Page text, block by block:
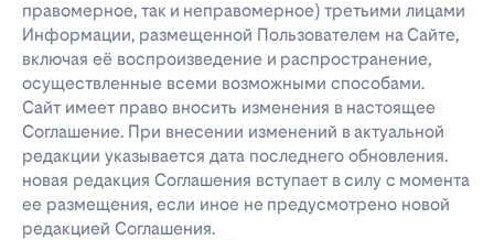
правомерное, так и неправомерное) третьими лицами
Информации, размещенной Пользователем на Сайте,
включая её воспроизведение и распространение,
осуществленные всеми возможными способами.
Сайт имеет право вносить изменения в настоящее
Соглашение. При внесении изменений в актуальной
редакции указывается дата последнего обновления.
новая редакция Соглашения вступает в силу с момента
ее размещения, если иное не предусмотрено новой
редакцией Соглашения.